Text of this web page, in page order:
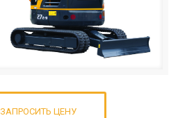
ЗАПРОСИТЬ ЦЕНУ